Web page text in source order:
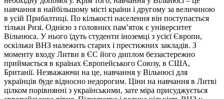
навчання в найбільшому місті країни і другому за величиною
в усій Прибалтиці. По кількості населення він поступається
тільки Ризі. Однією з головних пам’яток є університет
Вільнюса. У нього їдуть студенти іноземці з усієї Європи,
оскільки ВНЗ належить старих і престижних закладів. З
моменту входу Литви в ЄС його диплом беззастережно
приймається в країнах Європейського Союзу, в США,
Британії. Незважаючи на це, навчання у Вільнюсі для
українців буде відносно недорогим. Ціни на навчання в Литві
цілком порівнянні з українськими, зате міра присуджується